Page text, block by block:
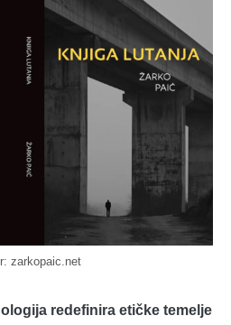
zarkopaic.net
redefinira etičke temelje